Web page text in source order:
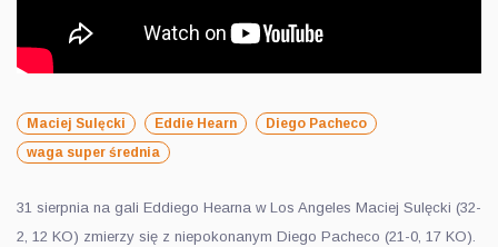
Maciej Sulęcki Eddie Hearn
Diego Pacheco
waga super średnia
31 sierpnia na gali Eddiego Hearna w Los Angeles Maciej Sulęcki (32-
2, 12 KO) zmierzy się z niepokonanym Diego Pacheco (21-0, 17 KO).